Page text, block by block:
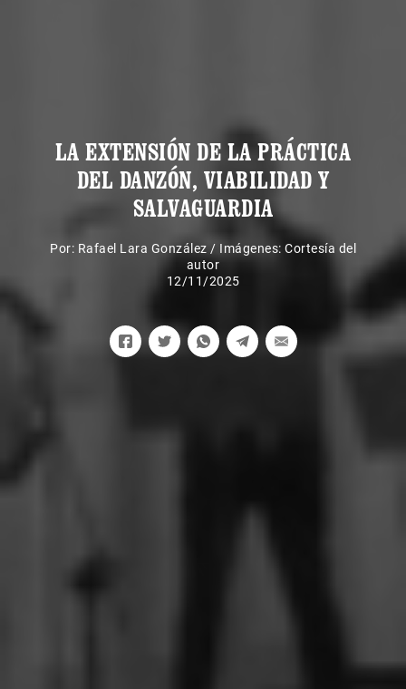
LA EXTENSIÓN DE LA PRÁCTICA
DEL DANZÓN, VIABILIDAD Y
SALVAGUARDIA
Por: Rafael Lara González / Imágenes: Cortesía del
autor
12/11/2025